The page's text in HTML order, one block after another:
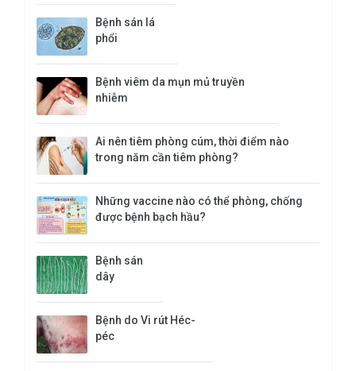
​Bệnh sán lá
phổi
Bệnh viêm da mụn mủ truyền
nhiễm
Ai nên tiêm phòng cúm, thời điểm nào
trong năm cần tiêm phòng?
Những vaccine nào có thể phòng, chống
được bệnh bạch hầu?
​Bệnh sán
dây
Bệnh do Vi rút Héc-
péc